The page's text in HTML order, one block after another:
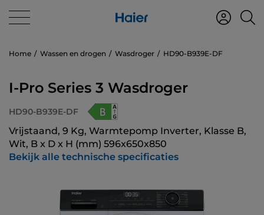
Home Wassen en drogen Wasdroger HD90-B939E-DF
I-Pro Series 3 Wasdroger
HD90-B939E-DF
Vrijstaand, 9 Kg, Warmtepomp Inverter, Klasse B,
Wit, B x D x H (mm) 596x650x850
Bekijk alle technische specificaties